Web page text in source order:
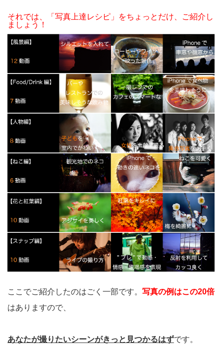
それでは、「写真上達レシピ」をちょっとだけ、ご紹介し
ましょう！
ここでご紹介したのはごく一部です。 写真の例はこの20倍
はありますので、
あなたが撮りたいシーンがきっと見つかるはずです。